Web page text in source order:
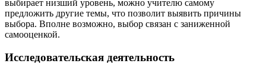
выбирает низший уровень, можно учителю самому
предложить другие темы, что позволит выявить причины
выбора. Вполне возможно, выбор связан с заниженной
самооценкой.
Исследовательская деятельность